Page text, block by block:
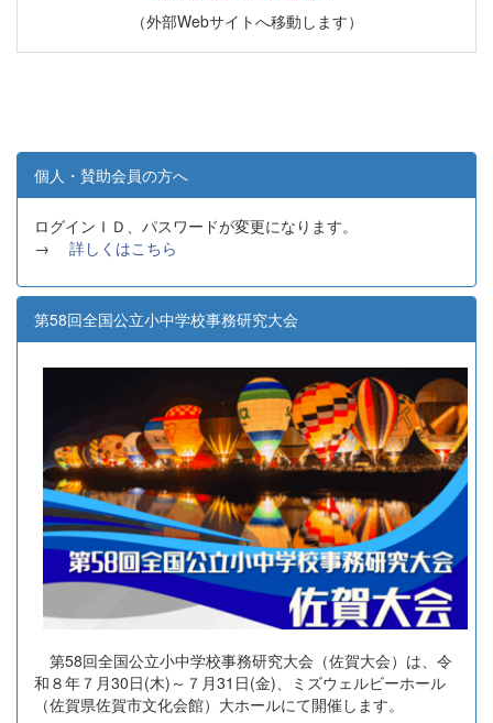
（外部Webサイトへ移動します）
個人・賛助会員の方へ
ログインＩＤ、パスワードが変更になります。
→ 詳しくはこちら
第58回全国公立小中学校事務研究大会
第58回全国公立小中学校事務研究大会（佐賀大会）は、令
和８年７月30日(木)～７月31日(金)、ミズウェルビーホール
（佐賀県佐賀市文化会館）大ホールにて開催します。